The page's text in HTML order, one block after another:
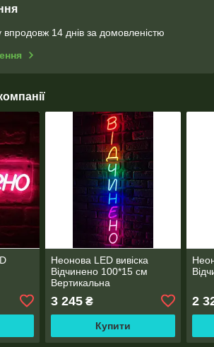
14 днів за домовленістю
Неонова LED вивіска
Відчинено 100*15 см
Вертикальна
3 245₴
Купити
2